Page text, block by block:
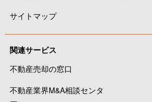
日本橋
1,200万円 恵美須町
日本橋
サイトマップ
関連サービス
不動産売却の窓口
不動産業界M&A相談センタ